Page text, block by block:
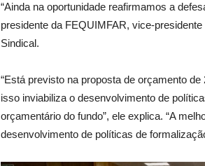
“Ainda na oportunidade reafirmamos a
presidente da FEQUIMFAR, vice-
Sindical.
“Está previsto na proposta de orçamento
isso inviabiliza o desenvolvimento de
orçamentário do fundo”, ele explica. “A
desenvolvimento de políticas de